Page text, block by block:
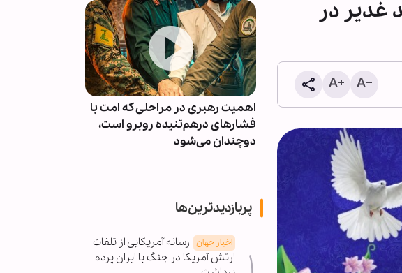
عید غدیر در
ایران در وین: توسعه
هسته‌ای آمریکا تهدیدی
است
اهمیت رهبری در مراحلی که امت با
فشارهای درهم‌تنیده روبرو است،
دوچندان می‌شود
پربازدیدترین‌ها
اخبار جهان رسانه آمریکایی از تلفات
ارتش آمریکا در جنگ با ایران پرده